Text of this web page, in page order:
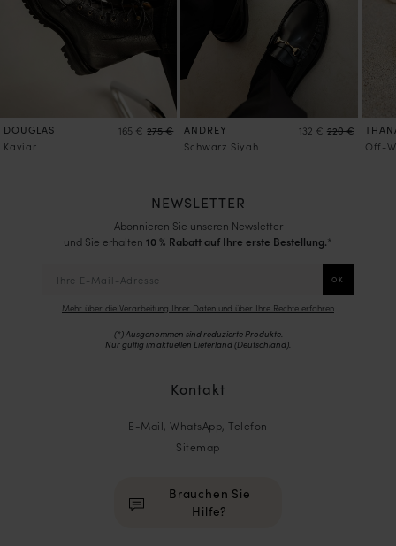
DOUGLAS 165 € 275 €
Kaviar
ANDREY 132 € 220 €
Schwarz Siyah
Off-
NEWSLETTER
Abonnieren Sie unseren Newsletter
und Sie erhalten 10 % Rabatt auf Ihre erste Bestellung.*
Mehr über die Verarbeitung Ihrer Daten und über Ihre Rechte erfahren
(*) Ausgenommen sind reduzierte Produkte.
Nur gültig im aktuellen Lieferland (Deutschland).
Kontakt
E-Mail, WhatsApp, Telefon
Sitemap
Brauchen Sie
Hilfe?